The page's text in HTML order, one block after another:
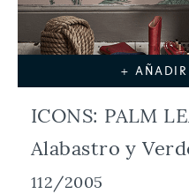
+
ICONS: PALM
Alabastro y
112/2005